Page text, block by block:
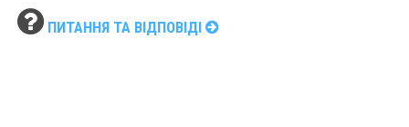
ПИТАННЯ ТА ВІДПОВІДІ